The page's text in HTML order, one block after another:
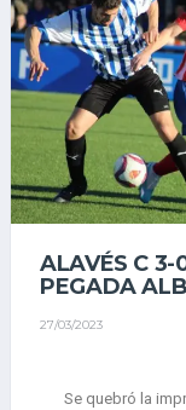
ALAVÉS C 3-
PEGADA
27/03/2023
Se quebró la